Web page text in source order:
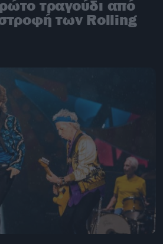
τραγούδι από
των Rolling